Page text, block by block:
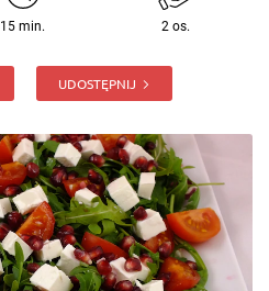
15 min. 2 os.
UDOSTĘPNIJ